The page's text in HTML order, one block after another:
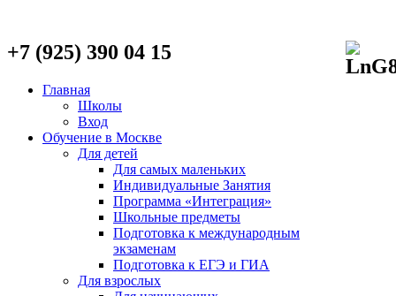
+7 (925) 390 04 15
Главная
Школы
Вход
Обучение в Москве
Для детей
Для самых маленьких
Индивидуальные Занятия
Программа «Интеграция»
Школьные предметы
Подготовка к международным
экзаменам
Подготовка к ЕГЭ и ГИА
Для взрослых